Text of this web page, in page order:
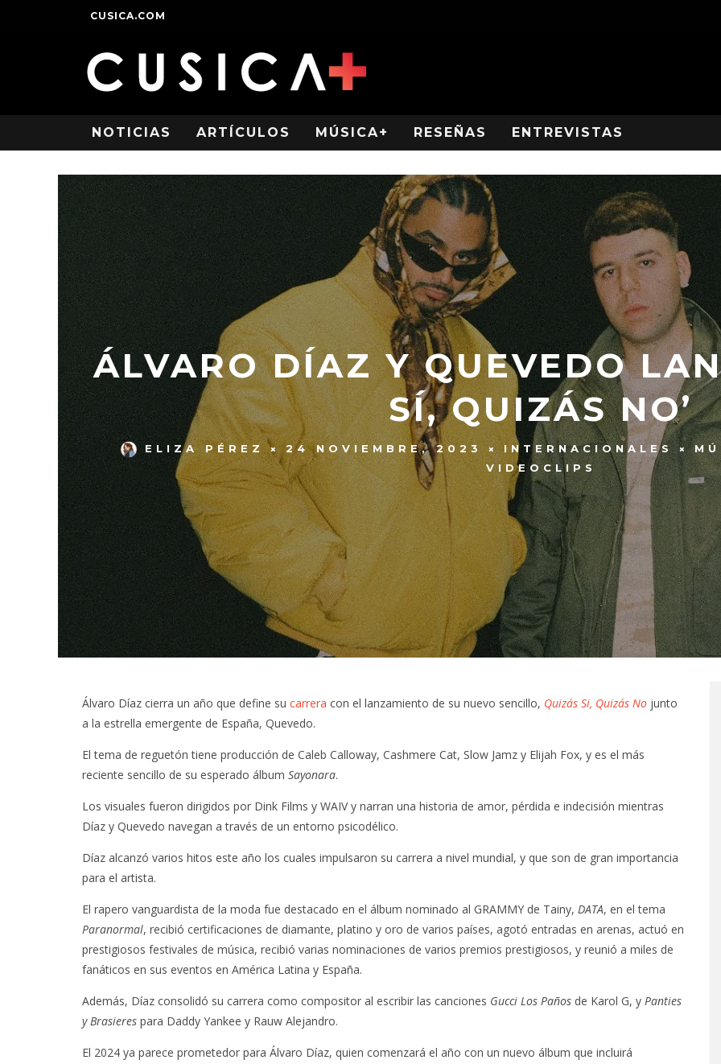
CUSICA.COM
NOTICIAS ARTÍCULOS MÚSICA+ RESEÑAS ENTREVISTAS
ÁLVARO DÍAZ Y QUEVEDO
SÍ, QUIZÁS NO’
ELIZA PÉREZ 24 NOVIEMBRE, 2023 INTERNACIONALES
VIDEOCLIPS
Álvaro Díaz cierra un año que define su carrera con el lanzamiento de su nuevo sencillo, Quizás Si, Quizás No junto
a la estrella emergente de España, Quevedo.
El tema de reguetón tiene producción de Caleb Calloway, Cashmere Cat, Slow Jamz y Elijah Fox, y es el más
reciente sencillo de su esperado álbum Sayonara.
Los visuales fueron dirigidos por Dink Films y WAIV y narran una historia de amor, pérdida e indecisión mientras
Díaz y Quevedo navegan a través de un entorno psicodélico.
Díaz alcanzó varios hitos este año los cuales impulsaron su carrera a nivel mundial, y que son de gran importancia
para el artista.
El rapero vanguardista de la moda fue destacado en el álbum nominado al GRAMMY de Tainy, DATA, en el tema
Paranormal, recibió certificaciones de diamante, platino y oro de varios países, agotó entradas en arenas, actuó en
prestigiosos festivales de música, recibió varias nominaciones de varios premios prestigiosos, y reunió a miles de
fanáticos en sus eventos en América Latina y España.
Además, Díaz consolidó su carrera como compositor al escribir las canciones Gucci Los Paños de Karol G, y Panties
y Brasieres para Daddy Yankee y Rauw Alejandro.
El 2024 ya parece prometedor para Álvaro Díaz, quien comenzará el año con un nuevo álbum que incluirá